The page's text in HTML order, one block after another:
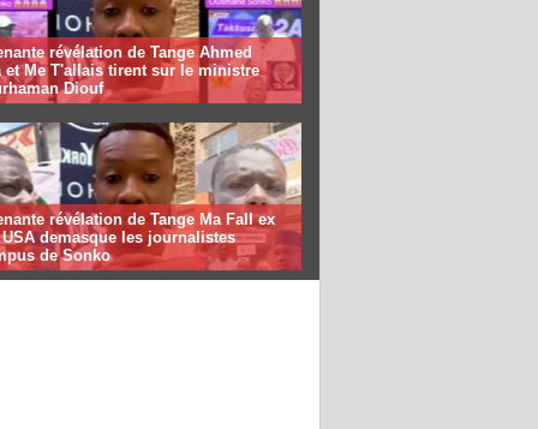
révélation de Tange Ahmed
et Me T'allais tirent sur le ministre
Diouf
révélation de Tange Ma Fall ex
demasque les journalistes
de Sonko